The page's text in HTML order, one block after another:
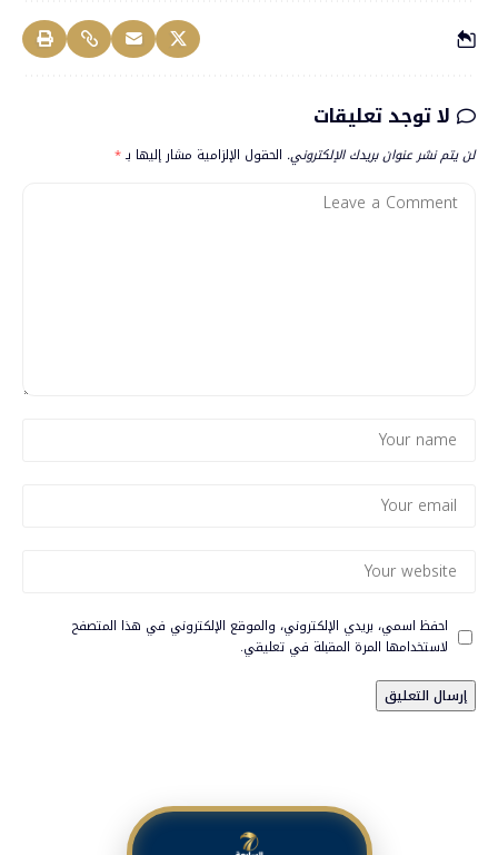
لا توجد تعليقات
لن يتم نشر عنوان بريدك الإلكتروني. الحقول الإلزامية مشار إليها بـ*
احفظ اسمي، بريدي الإلكتروني، والموقع الإلكتروني في هذا المتصفح
لاستخدامها المرة المقبلة في تعليقي.